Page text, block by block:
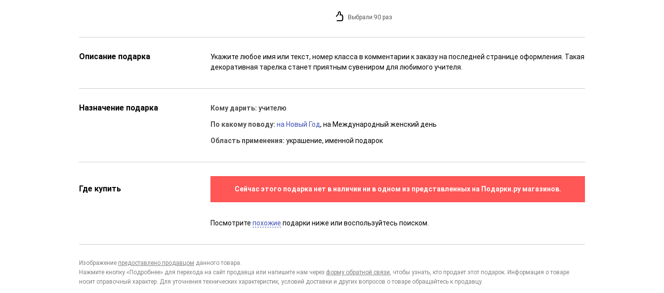
Выбрали 90 раз
Описание подарка
Укажите любое имя или текст, номер класса в комментарии к заказу на последней странице оформления. Такая
декоративная тарелка станет приятным сувениром для любимого учителя.
Назначение подарка Кому дарить:учителю
По какому поводу:на Новый Год, на Международный женский день
Область применения:украшение, именной подарок
Где купить Сейчас этого подарка нет в наличии ни в одном из представленных на Подарки.ру магазинов.
Посмотритепохожие подарки ниже или воспользуйтесь поиском.
Изображение предоставлено продавцом данного товара.
Нажмите кнопку «Подробнее» для перехода на сайт продавца или напишите нам через форму обратной связи, чтобы узнать, кто продает этот подарок. Информация о товаре
носит справочный характер. Для уточнения технических характеристик, условий доставки и других вопросов о товаре обращайтесь к продавцу.